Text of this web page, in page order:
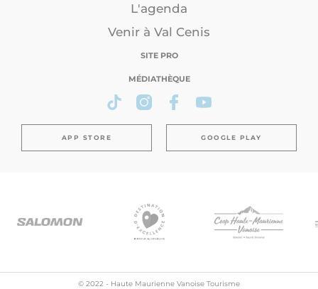
L'agenda
Venir à Val Cenis
SITE PRO
MÉDIATHÈQUE
APP STORE GOOGLE PLAY
© 2022 - Haute Maurienne Vanoise Tourisme